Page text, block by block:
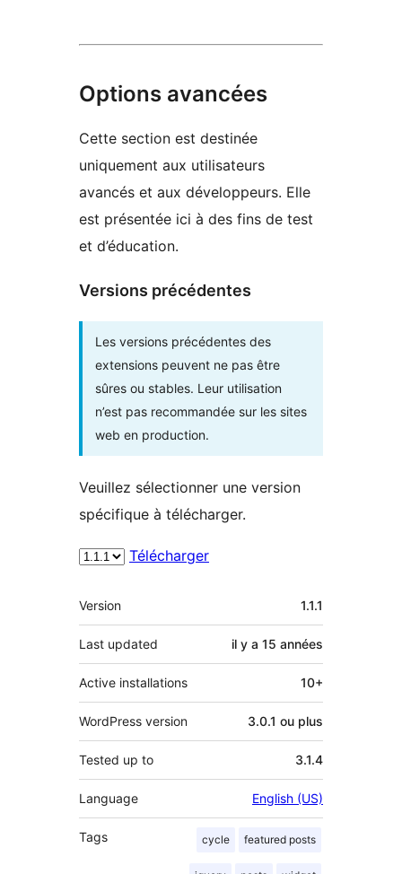
Options avancées
Cette section est destinée
uniquement aux utilisateurs
avancés et aux développeurs. Elle
est présentée ici à des fins de test
et d’éducation.
Versions précédentes
Les versions précédentes des
extensions peuvent ne pas être
sûres ou stables. Leur utilisation
n’est pas recommandée sur les sites
web en production.
Veuillez sélectionner une version
spécifique à télécharger.
Télécharger
Méta
Version 1.1.1
Last updated il y a 15 années
Active installations 10+
WordPress version 3.0.1 ou plus
Tested up to 3.1.4
Language English (US)
Tags cycle featured posts